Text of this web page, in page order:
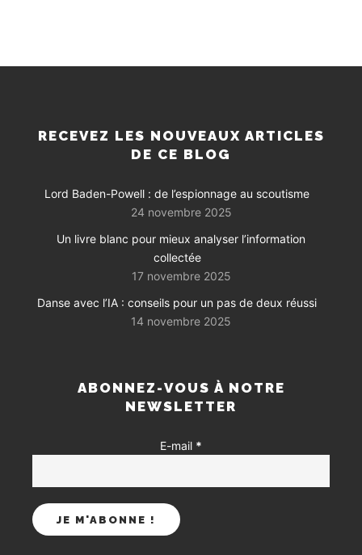
RECEVEZ LES NOUVEAUX ARTICLES
DE CE BLOG
Lord Baden-Powell : de l’espionnage au scoutisme
24 novembre 2025
Un livre blanc pour mieux analyser l’information
collectée
17 novembre 2025
Danse avec l’IA : conseils pour un pas de deux réussi
14 novembre 2025
ABONNEZ-VOUS À NOTRE
NEWSLETTER
E-mail *